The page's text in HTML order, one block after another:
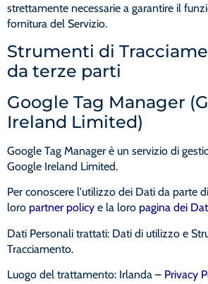
strettamente necessarie a garantire il
fornitura del Servizio.
Strumenti di
da terze parti
Google Tag Manager
Ireland Limited)
Google Tag Manager è un servizio di
Google Ireland Limited.
Per conoscere l'utilizzo dei Dati da parte
loro partner policy e la loro pagina dei
Dati Personali trattati: Dati di utilizzo e
Tracciamento.
Luogo del trattamento: Irlanda – Privacy